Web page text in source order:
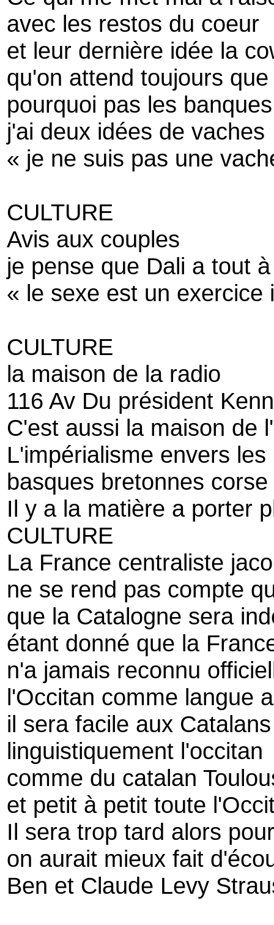
avec les restos du coeur
et leur dernière idée la
qu'on attend toujours
pourquoi pas les
j'ai deux idées de vaches
« je ne suis pas une
CULTURE
Avis aux couples
je pense que Dali a tout
« le sexe est un exercice
CULTURE
la maison de la radio
116 Av Du président
C'est aussi la maison de
L'impérialisme envers
basques bretonnes
Il y a la matière a porter
CULTURE
La France centraliste
ne se rend pas compte
que la Catalogne sera
étant donné que la
n'a jamais reconnu
l'Occitan comme langue
il sera facile aux
linguistiquement l'occitan
comme du catalan
et petit à petit toute
Il sera trop tard alors
on aurait mieux fait
Ben et Claude Levy